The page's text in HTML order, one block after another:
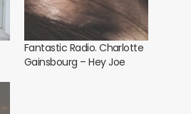
Fantastic Radio. Charlotte
Gainsbourg – Hey Joe